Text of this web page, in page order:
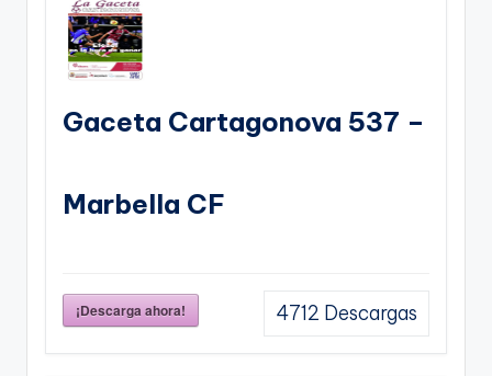
Gaceta Cartagonova 537 –
Marbella CF
¡Descarga ahora! 4712 Descargas